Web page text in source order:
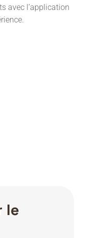
avec l’application
le